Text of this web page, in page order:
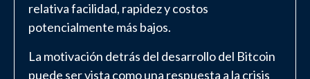
relativa facilidad, rapidez y costos
potencialmente más bajos.
La motivación detrás del desarrollo del Bitcoin
puede ser vista como una respuesta a la crisis